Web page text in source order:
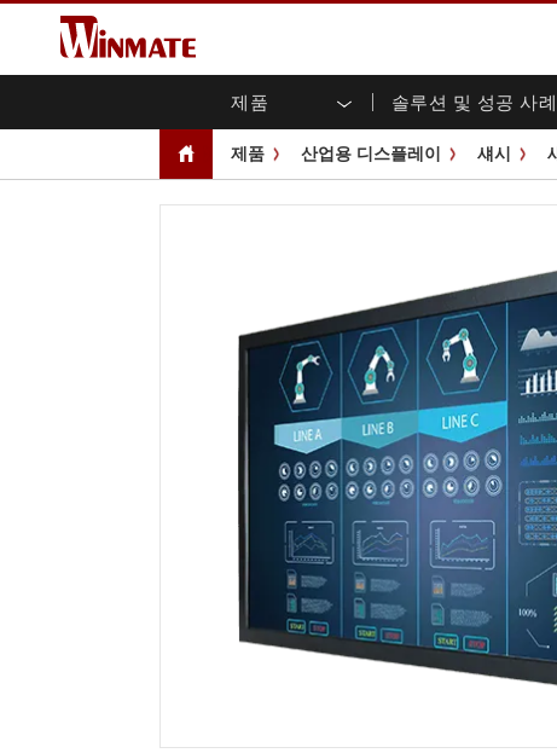
제품 솔루션 및 성공 사례
엔터프라이즈 모빌리티
러기드 노트북
러기드 태블릿 컨트롤러
울트라 러기드 태블릿
라디오 PoC
엣지 AI 모빌리티
산업
멀티터
오픈 프
패널 마
전면
PoE 터
USB
스테인
즈
차량 탑재형 컴퓨터
Windows 차량 탑재 컴퓨터
안드로이드 차량 탑재 컴퓨터
차량 탑재 컴퓨터용 태블릿
임베디
박스 PC
IoT 게
라디오
견고한 로봇 컨트롤러
엣지 AI 모빌리티
석유
ATEX 등
ATEX 등
ATEX 등
견고한 로봇 컨트롤러 솔루션 AI 준
농업
교통
지능
셀프 서비스 키오스크
정부
스마트 충전소
성공
Winmate에 대하여 투자
보증 다운
마케팅 포털
파일
새로운 제품 뉴스
무역 박람회 이벤트
유튜
제품 산업용 디스플레이 섀시